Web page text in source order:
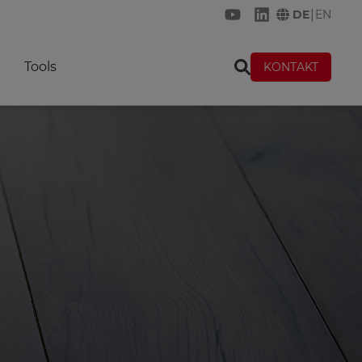
KREMER auf
KREMER auf
DE EN
Tools KONTAKT